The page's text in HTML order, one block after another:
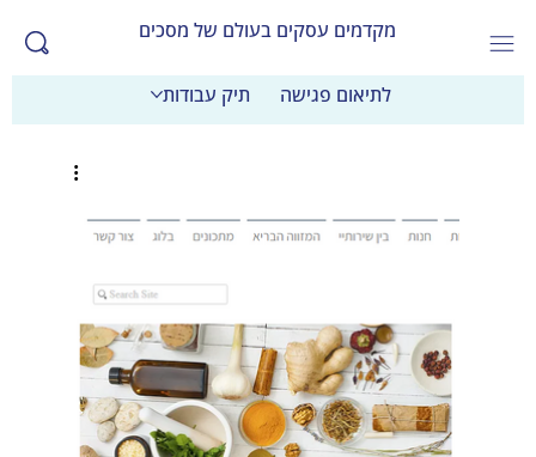
מקדמים עסקים בעולם של מסכים
לתיאום פגישה תיק עבודות